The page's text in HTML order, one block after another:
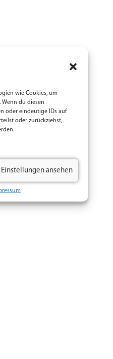
wie Cookies, um
du diesen
oder eindeutige IDs auf
oder zurückziehst,
Einstellungen ansehen